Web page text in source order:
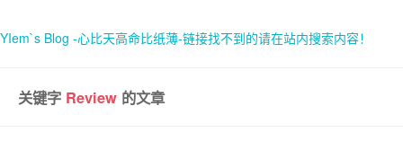
YIem`s Blog -心比天高命比纸薄-链接找不到的请在站内搜索内容！
首页
关键字 Review 的文章